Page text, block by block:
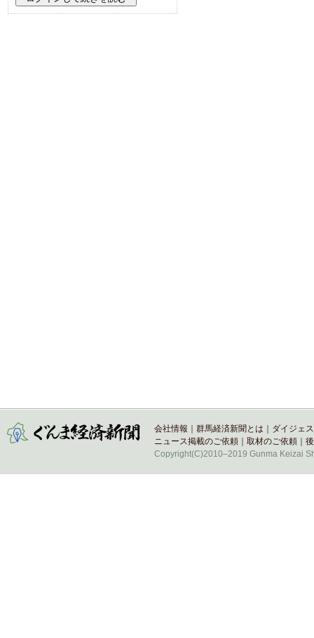
会社情報 群馬経済新聞とは
ダイジェ
ニュース掲載のご依頼
取材のご依頼
Copyright(C)2010–2019 Gunma Keizai